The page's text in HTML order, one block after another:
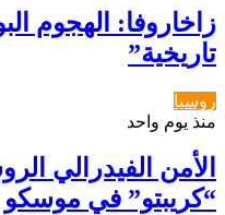
زاخاروفا: الهجوم
تاريخية”
روسيا
منذ يوم واحد
الأمن الفيدرالي
“كريبتو” في موسكو